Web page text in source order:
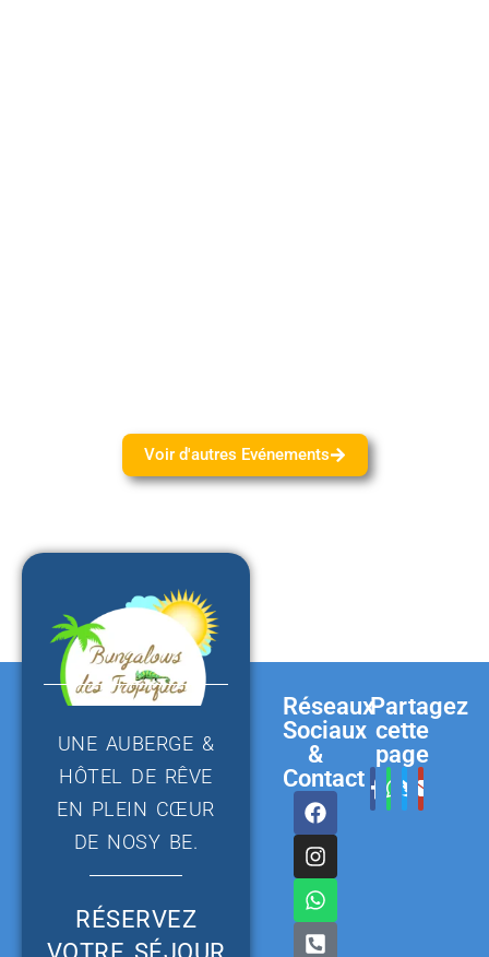
Voir d'autres Evénements
UNE AUBERGE &
HÔTEL DE RÊVE
EN PLEIN CŒUR
DE NOSY BE.
RÉSERVEZ
Réseaux
Sociaux
&
Contact
Partagez
cette
page